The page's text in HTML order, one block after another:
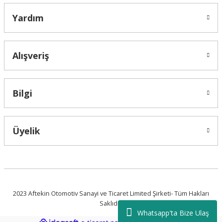
Whatsapp'ta Bize Ulaş
Yardım
Alışveriş
Bilgi
Üyelik
2023 Aftekin Otomotiv Sanayi ve Ticaret Limited Şirketi- Tüm Hakları
Saklıdır.